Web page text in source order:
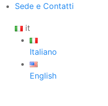
Sede e Contatti
it
Italiano
English